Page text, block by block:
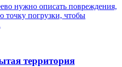
нужно описать повреждения,
точку погрузки, чтобы
территория